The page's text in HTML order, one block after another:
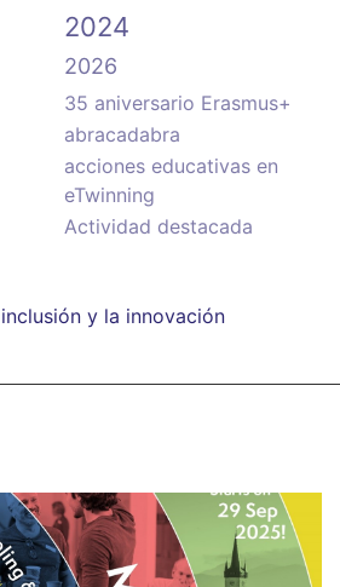
2024
2026
35 aniversario Erasmus+
abracadabra
acciones educativas en
eTwinning
Actividad destacada
y la innovación